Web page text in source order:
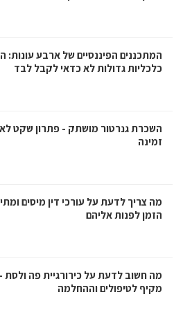
המתכננים הפיננסיים של ארבע עונות:
כלכליות גדולות לא כדאי לקבל לבד
השכרת גנרטור מושתק - פתרון שקט
זמינה
מה צריך לדעת על עורכי דין מיסים
הזמן לפנות אליהם
מה חשוב לדעת על כירורגיית פה ולסת
מקיף לטיפולים וההחלמה